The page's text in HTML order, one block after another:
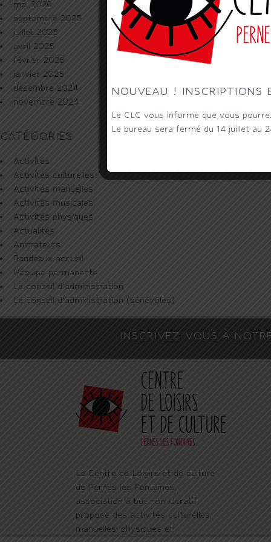
mai 2026
septembre 2025
juillet 2025
avril 2025
février 2025
janvier 2025
décembre 2024
novembre 2024
CATÉGORIES
Activités
Activités culturelles
Activités manuelles
Activités musicales
Activités physiques
Actualités
Animateurs
Bandeaux accueil
L'équipe permanente
Le conseil d'administration
Le conseil d’administration (bénévoles)
INSCRIVEZ-VOUS À
Le Centre de Loisirs et de culture
de Pernes les Fontaines,
association à but non lucratif,
propose des activités culturelles,
manuelles, physiques et
NOUVEAU ! INSCRIPTIONS
Le CLC vous informe que vous
Le bureau sera fermé du 14 juillet au